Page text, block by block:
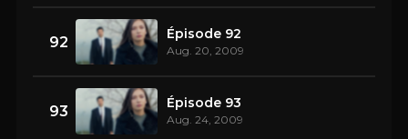
92 Épisode 92
Aug. 20, 2009
93 Épisode 93
Aug. 24, 2009